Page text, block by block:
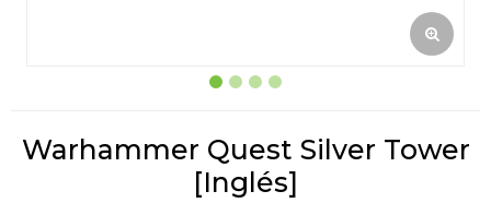
Warhammer Quest Silver Tower
[Inglés]